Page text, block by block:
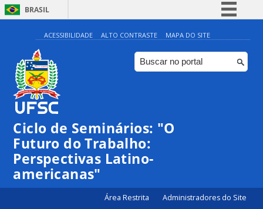
BRASIL
Simplifique!
Comunica BR
Participe
ACESSIBILIDADE ALTO CONTRASTE MAPA DO SITE
Ciclo de Seminários: "O
Futuro do Trabalho:
Perspectivas Latino-
americanas"
Área Restrita Administradores do Site